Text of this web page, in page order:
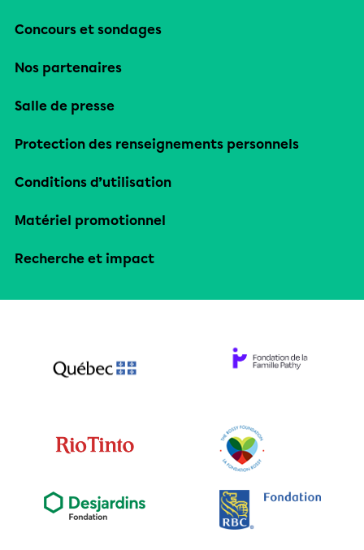
Concours et sondages
Nos partenaires
Salle de presse
Protection des renseignements personnels
Conditions d’utilisation
Matériel promotionnel
Recherche et impact